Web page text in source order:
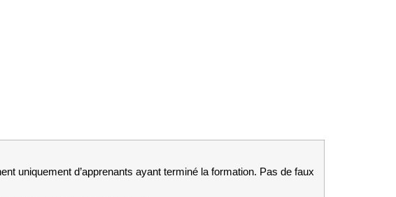
uniquement d’apprenants ayant terminé la formation. Pas de faux